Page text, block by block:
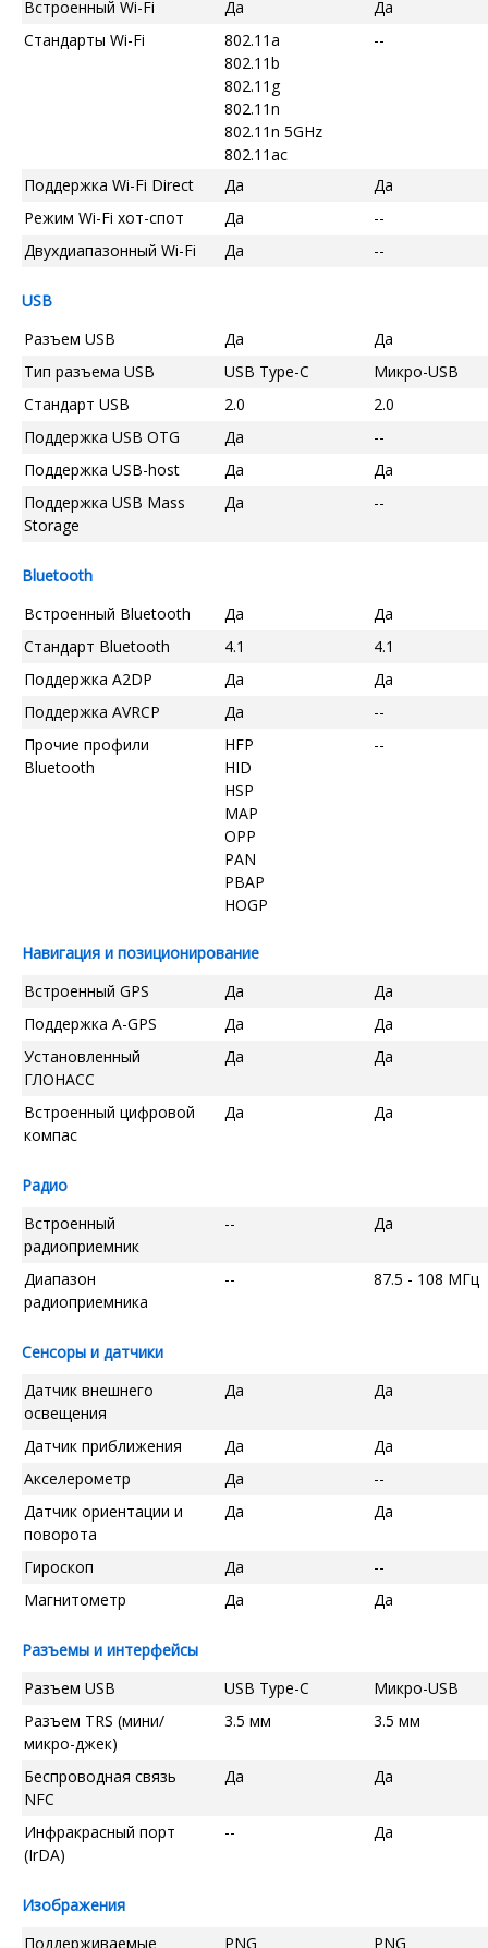
Встроенный Wi-Fi Да
Да
Стандарты Wi-Fi
802.11a
802.11b
802.11g
802.11n
802.11n 5GHz
802.11ac
--
Поддержка Wi-Fi Direct Да
Да
Режим Wi-Fi хот-спот
Да
--
Двухдиапазонный Wi-Fi
Да --
USB
Разъем USB
Да
Да
Тип разъема USB
USB Type-C
Микро-USB
Стандарт USB
2.0
2.0
Поддержка USB OTG
Да
--
Поддержка USB-host
Да
Да
Поддержка USB Mass
Storage
Да --
Bluetooth
Встроенный Bluetooth
Да
Да
Стандарт Bluetooth
4.1
4.1
Поддержка A2DP
Да
Да
Поддержка AVRCP
Да
--
Прочие профили
Bluetooth
HFP
HID
HSP
MAP
OPP
PAN
PBAP
HOGP
--
Навигация и позиционирование
Встроенный GPS
Да
Да
Поддержка A-GPS
Да
Да
Установленный
ГЛОНАСС
Да Да
Встроенный цифровой
компас
Да Да
Радио
Встроенный
радиоприемник
-- Да
Диапазон
радиоприемника
-- 87.5 - 108 МГц
Сенсоры и датчики
Датчик внешнего
освещения
Да Да
Датчик приближения Да
Да
Акселерометр
Да
--
Датчик ориентации и
поворота
Да Да
Гироскоп Да
--
Магнитометр
Да Да
Разъемы и интерфейсы
Разъем USB
USB Type-C
Микро-USB
Разъем TRS (мини/
микро-джек)
3.5 мм 3.5 мм
Беспроводная связь
NFC
Да Да
Инфракрасный порт
(IrDA)
-- Да
Изображения
Поддерживаемые
PNG
PNG